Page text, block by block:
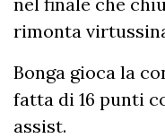
rimonta
Bonga gioca la
fatta di 16 punti
assist.